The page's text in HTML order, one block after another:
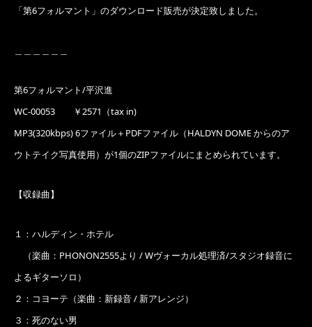
「第6フォルマント」のダウンロード販売が決定致しました。
第6フォルマント/平沢進
WC-00053 ￥2571（tax in)
MP3(320kbps) 6ファイル＋PDFファイル（HALDYN DOME からのア
ウトテイク写真使用）が1個のZIPファイルにまとめられています。
【収録曲】
１：ハルディン・ホテル
（楽曲：PHONON2555より / Wヴォーカル処理済/スタジオ録音に
よるギターソロ）
２：コヨーテ （楽曲：新録音 / 新アレンジ）
３：死のない男